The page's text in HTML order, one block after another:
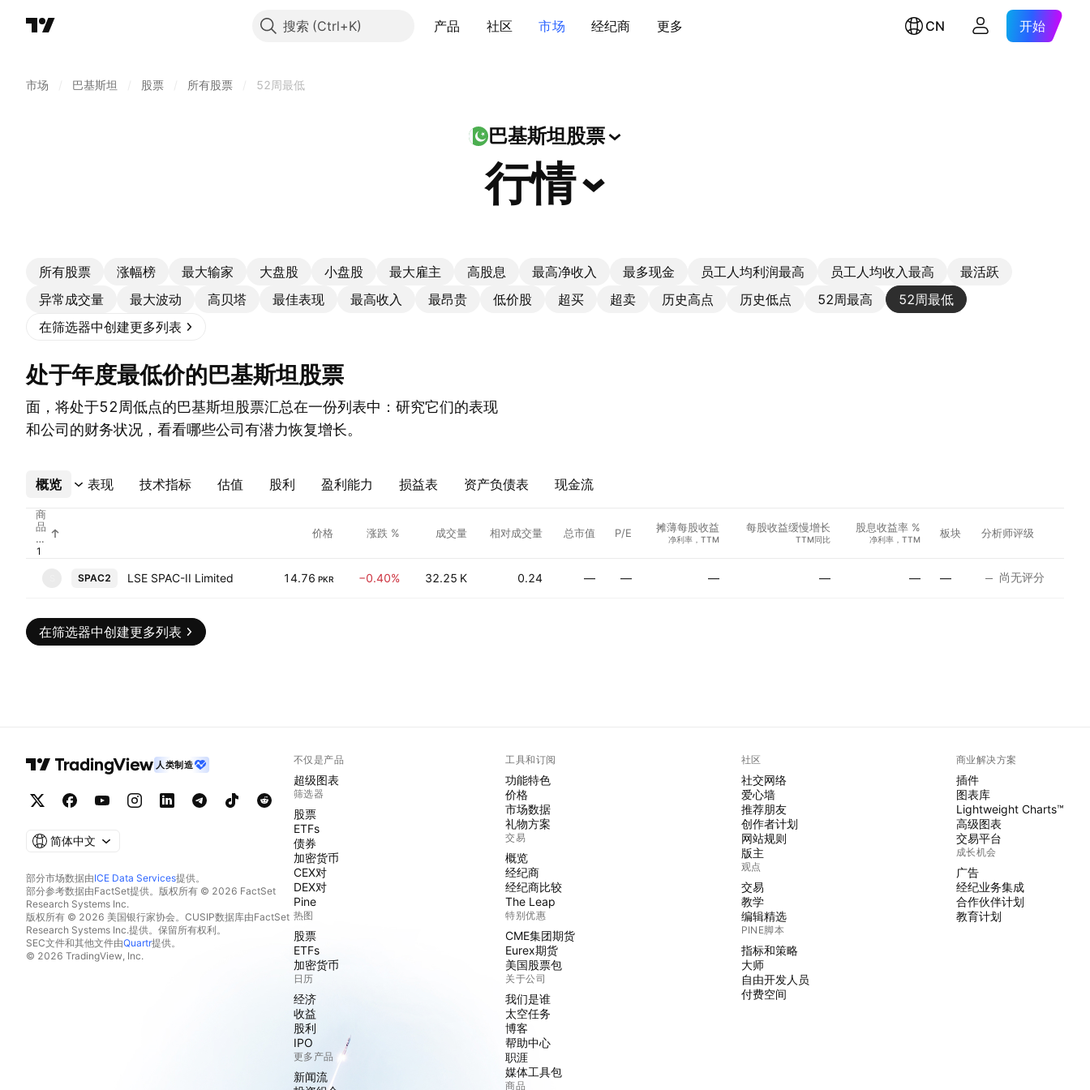
搜索 产品 社区 市场 经纪商 更多 CN 开始
市场 巴基斯坦 股票 所有股票 52周最低
巴基斯坦股票
行情
所有股票 涨幅榜 最大输家 大盘股 小盘股 最大雇主 高股息 最高净收入 最多现金 员工人均利润最高 员工人均收入最高
最活跃
异常成交量
最大波动 高贝塔 最佳表现 最高收入 最昂贵 低价股 超买 超卖 历史高点 历史低点 52周最高
52周最低
在筛选器中创建更多列表
处于年度最低价的巴基斯坦股票
面，将处于52周低点的巴基斯坦股票汇总在一份列表中：研究它们的表现
和公司的财务状况，看看哪些公司有潜力恢复增长。
概览 表现 技术指标 估值 股利 盈利能力 损益表 资产负债表 现金流
更多
商
品
代
码
价格 涨跌 % 成交量 相对成交量 总市值 P/E 摊薄每股收益
净利率，TTM
每股收益缓慢增长
TTM同比
股息收益率 %
净利率，TTM 板块 分析师评级
SPAC2 LSE SPAC-II Limited 14.76 PKR −0.40% 32.25 K 0.24 — — — — — — 尚无评分
在筛选器中创建更多列表
人类制造
简体中文
部分市场数据由ICE Data Services提供。
部分参考数据由FactSet提供。版权所有 © 2026 FactSet
Research Systems Inc.
版权所有 © 2026 美国银行家协会。CUSIP数据库由FactSet
Research Systems Inc.提供。保留所有权利。
SEC文件和其他文件由Quartr提供。
© 2026 TradingView, Inc.
不仅是产品
超级图表
筛选器
股票
ETFs
债券
加密货币
CEX对
DEX对
Pine
热图
股票
ETFs
加密货币
日历
经济
收益
股利
IPO
更多产品
新闻流
工具和订阅
功能特色
价格
市场数据
礼物方案
交易
概览
经纪商
经纪商比较
The Leap
特别优惠
CME集团期货
Eurex期货
美国股票包
关于公司
我们是谁
太空任务
博客
帮助中心
职涯
媒体工具包
商品
社区
社交网络
爱心墙
推荐朋友
创作者计划
网站规则
版主
观点
交易
教学
编辑精选
PINE脚本
指标和策略
大师
自由开发人员
付费空间
商业解决方案
插件
图表库
Lightweight Charts™
高级图表
交易平台
成长机会
广告
经纪业务集成
合作伙伴计划
教育计划